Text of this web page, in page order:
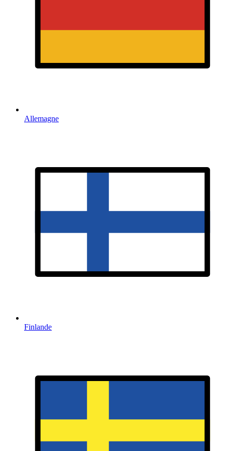
Allemagne
Finlande